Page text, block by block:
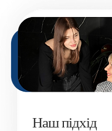
Наш підхід